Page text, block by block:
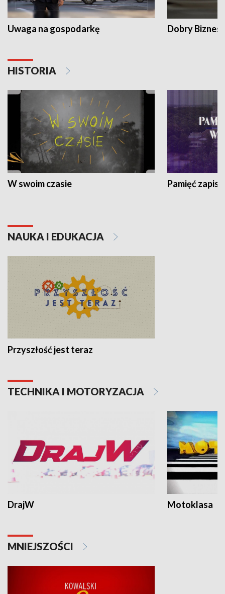
Uwaga na gospodarkę Dobry Biznes
HISTORIA
W swoim czasie Pamięć
NAUKA I EDUKACJA
Przyszłość jest teraz
TECHNIKA I MOTORYZACJA
DrajW Motoklasa
MNIEJSZOŚCI